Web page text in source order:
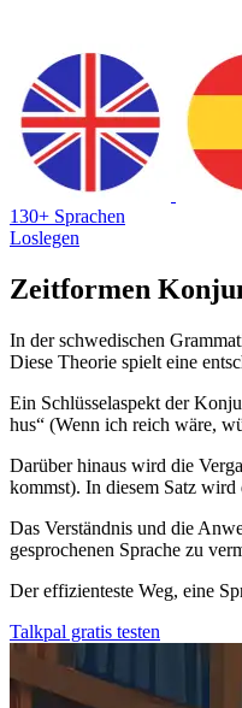
130+ Sprachen
Loslegen
Zeitformen
In der schwedischen
Diese Theorie spielt eine
Ein Schlüsselaspekt der
hus“ (Wenn ich reich wäre,
Darüber hinaus wird die
kommst). In diesem Satz
Das Verständnis und die
gesprochenen Sprache zu
Der effizienteste Weg, eine
Talkpal gratis testen